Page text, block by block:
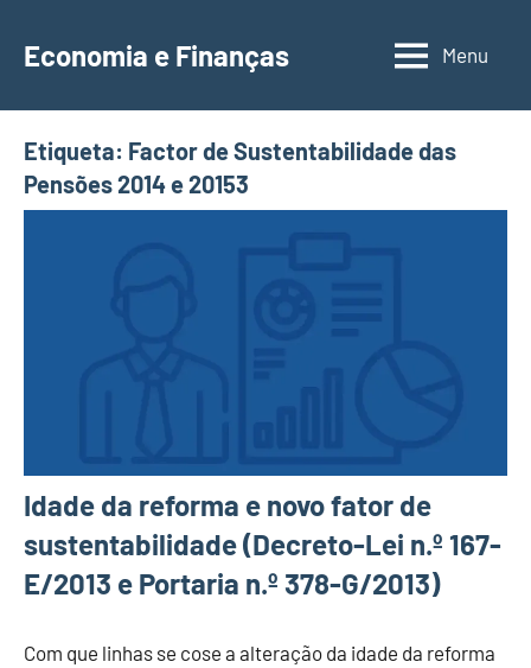
para
conteúdo
Economia e Finanças
Depósitos
IRS,
Finanças
Pessoais,
Menu
Etiqueta: Factor de Sustentabilidade das
Pensões 2014 e 20153
Idade da reforma e novo fator de
sustentabilidade (Decreto-Lei n.º 167-
E/2013 e Portaria n.º 378-G/2013)
Com que linhas se cose a alteração da idade da reforma